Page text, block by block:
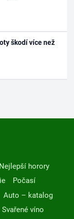
škodí více než
Nejlepší horory
Počasí
Auto – katalog
Svařené víno